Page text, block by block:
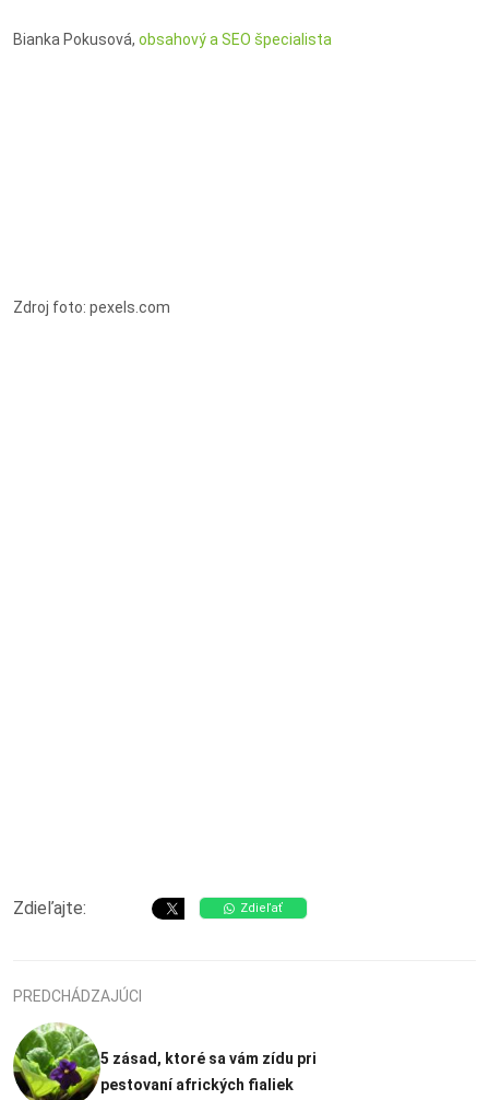
Bianka Pokusová, obsahový a SEO špecialista
Zdroj foto: pexels.com
Zdieľajte: Zdieľať
PREDCHÁDZAJÚCI
5 zásad, ktoré sa vám zídu pri
pestovaní afrických fialiek